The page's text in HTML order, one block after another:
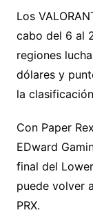
Los
cabo del 6 al
regiones
dólares y
la
Con Paper
EDward
final del
puede volver
PRX.